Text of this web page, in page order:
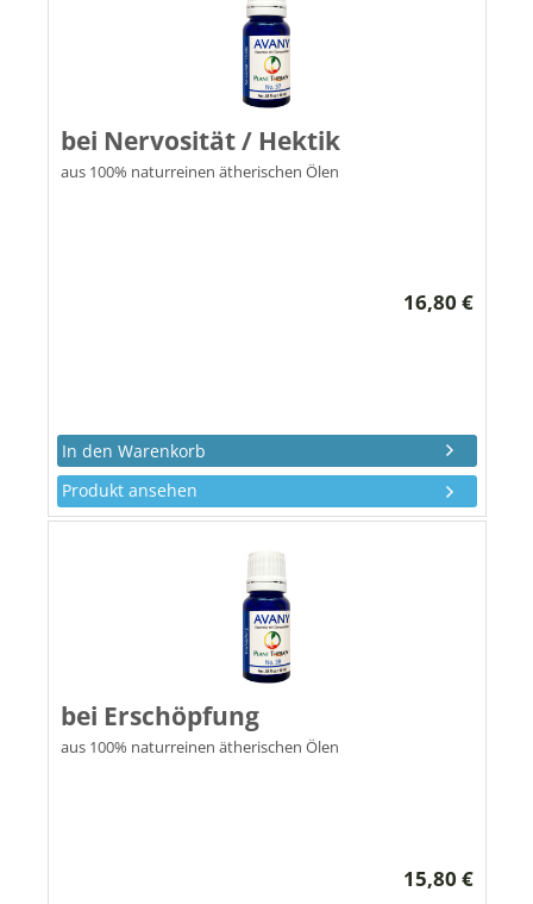
bei Nervosität / Hektik
aus 100% naturreinen ätherischen Ölen
16,80 €
Produkt ansehen
bei Erschöpfung
aus 100% naturreinen ätherischen Ölen
15,80 €